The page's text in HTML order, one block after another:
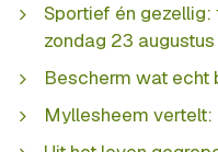
Sportief én
zondag 23 augustus
Bescherm wat echt
Myllesheem